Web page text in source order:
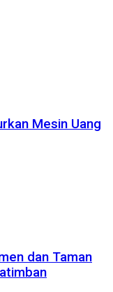
Mesin Uang
dan Taman